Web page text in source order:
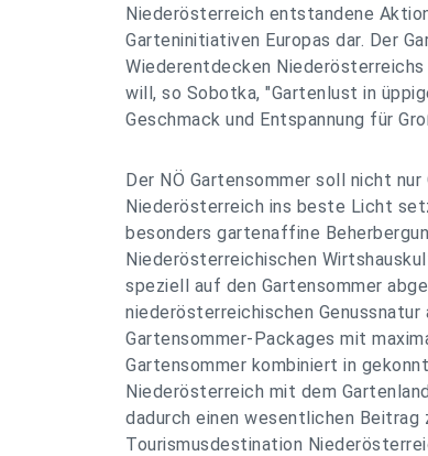
Niederösterreich entstandene
Garteninitiativen Europas dar. Der
Wiederentdecken
will, so Sobotka, "Gartenlust in
Geschmack und Entspannung für
Der NÖ Gartensommer soll nicht nur
Niederösterreich ins beste Licht
besonders gartenaffine
Niederösterreichischen
speziell auf den Gartensommer
niederösterreichischen Genussnatur
Gartensommer-Packages mit
Gartensommer kombiniert in
Niederösterreich mit dem
dadurch einen wesentlichen Beitrag
Tourismusdestination